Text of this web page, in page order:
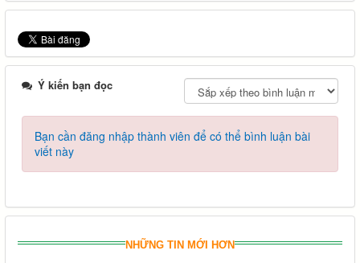
Ý kiến bạn đọc
Bạn cần đăng nhập thành viên để có thể bình luận bài
viết này
NHỮNG TIN MỚI HƠN